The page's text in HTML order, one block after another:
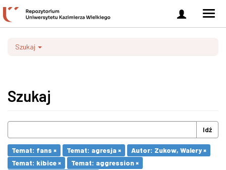
Zaloguj
się
Szukaj
Szukaj
Idź
Temat: fans × Temat: agresja ×
Autor: Zukow, Walery ×
Temat: kibice ×
Temat: aggression ×